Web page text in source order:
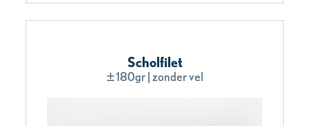
Scholfilet
±180gr | zonder vel